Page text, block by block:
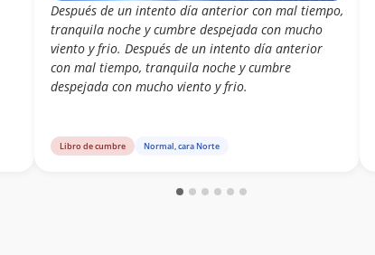
Después de un intento día anterior con mal tiempo,
tranquila noche y cumbre despejada con mucho
viento y frio. Después de un intento día anterior
con mal tiempo, tranquila noche y cumbre
despejada con mucho viento y frio.
Libro de cumbre Normal, cara Norte